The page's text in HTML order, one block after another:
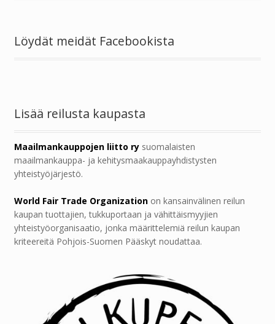
Löydät meidät Facebookista
Lisää reilusta kaupasta
Maailmankauppojen liitto rysuomalaisten
maailmankauppa- ja kehitysmaakauppayhdistysten
yhteistyöjärjestö.
World Fair Trade Organizationon kansainvälinen reilun
kaupan tuottajien, tukkuportaan ja vähittäismyyjien
yhteistyöorganisaatio, jonka määrittelemiä reilun kaupan
kriteereitä Pohjois-Suomen Pääskyt noudattaa.